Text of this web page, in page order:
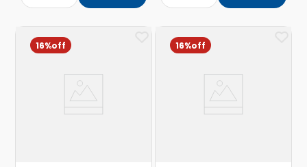
16% 16%